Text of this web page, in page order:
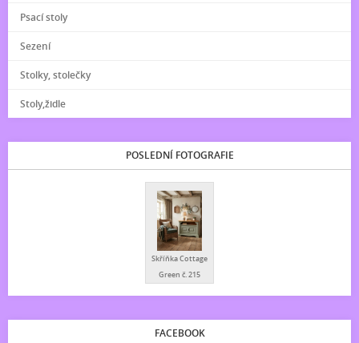
Psací stoly
Sezení
Stolky, stolečky
Stoly,židle
POSLEDNÍ FOTOGRAFIE
Skříňka Cottage
Green č. 215
FACEBOOK